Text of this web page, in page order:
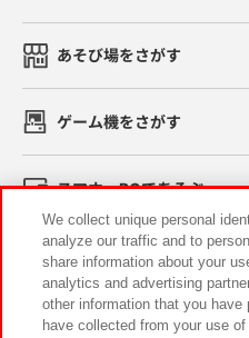
あそび場をさがす
ゲーム機をさがす
スマホ・PCであそぶ
イベント・キャンペーン
We collect unique personal
analyze our traffic and to
share information about your
analytics and advertising
other information that you
have collected from your use